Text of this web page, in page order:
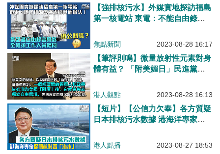
【強排核污水】外媒實地探訪福島
第一核電站 東電：不能自由錄音
焦點新聞 2023-08-28 16:17
【筆評則鳴】微量放射性元素對身
體有益？ 「附美媚日」民進黨醜
港人觀點 2023-08-28 16:13
【短片】【公信力欠奉】各方質疑
日本排核污水數據 港海洋專家促
港人點播 2023-08-27 18:53